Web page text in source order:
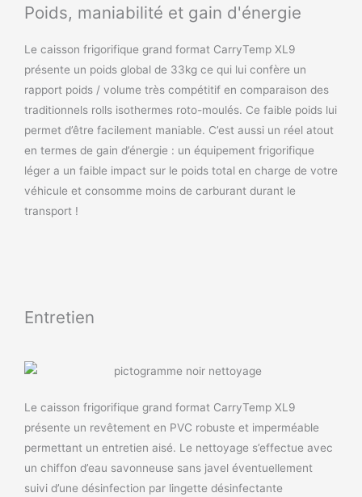
Poids, maniabilité et gain d'énergie
Le caisson frigorifique grand format CarryTemp XL9
présente un poids global de 33kg ce qui lui confère un
rapport poids / volume très compétitif en comparaison des
traditionnels rolls isothermes roto-moulés. Ce faible poids lui
permet d’être facilement maniable. C’est aussi un réel atout
en termes de gain d’énergie : un équipement frigorifique
léger a un faible impact sur le poids total en charge de votre
véhicule et consomme moins de carburant durant le
transport !
Entretien
Le caisson frigorifique grand format CarryTemp XL9
présente un revêtement en PVC robuste et imperméable
permettant un entretien aisé. Le nettoyage s’effectue avec
un chiffon d’eau savonneuse sans javel éventuellement
suivi d’une désinfection par lingette désinfectante